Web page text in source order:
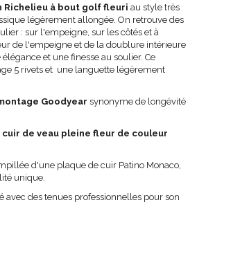
Richelieu à bout golf fleuri au style très
légèrement allongée. On retrouve des
: sur l'empeigne, sur les côtés et à
de l'empeigne et de la doublure intérieure
et une finesse au soulier. Ce
5 rivets et une languette légèrement
Goodyear synonyme de longévité
cuir de veau pleine fleur de couleur
d'une plaque de cuir Patino Monaco,
unique.
avec des tenues professionnelles pour son